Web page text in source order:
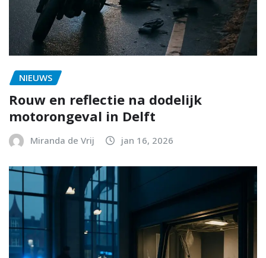
NIEUWS
Rouw en reflectie na dodelijk
motorongeval in Delft
Miranda de Vrij jan 16, 2026